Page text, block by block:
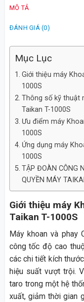
MÔ TẢ
ĐÁNH GIÁ (0)
Mục Lục
Giới thiệu máy
1000S
Thông số kỹ thuật
Taikan T-1000S
Ưu điểm máy
1000S
Ứng dụng máy
1000S
TẬP ĐOÀN CÔNG
QUYỀN MÁY
Giới thiệu máy
Taikan T-1000S
Máy khoan và phay
công tốc độ cao
các chi tiết kích
hiệu suất vượt trội.
taro trong một hệ
xuất, giảm thời gian